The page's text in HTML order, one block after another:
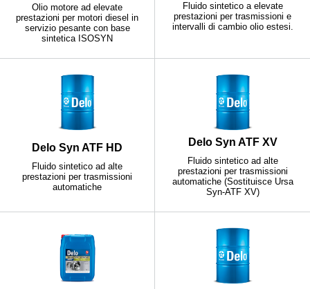
Olio motore ad elevate
prestazioni per motori diesel in
servizio pesante con base
sintetica ISOSYN
Fluido sintetico a elevate
prestazioni per trasmissioni e
intervalli di cambio olio estesi.
Delo Syn ATF HD
Fluido sintetico ad alte
prestazioni per trasmissioni
automatiche
Delo Syn ATF XV
Fluido sintetico ad alte
prestazioni per trasmissioni
automatiche (Sostituisce Ursa
Syn-ATF XV)